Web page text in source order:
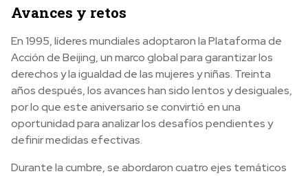
Avances y retos
En 1995, líderes mundiales adoptaron la Plataforma de
Acción de Beijing, un marco global para garantizar los
derechos y la igualdad de las mujeres y niñas. Treinta
años después, los avances han sido lentos y desiguales,
por lo que este aniversario se convirtió en una
oportunidad para analizar los desafíos pendientes y
definir medidas efectivas.
Durante la cumbre, se abordaron cuatro ejes temáticos